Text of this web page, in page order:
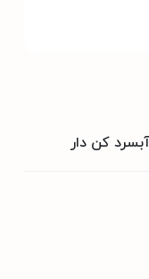
کن دار